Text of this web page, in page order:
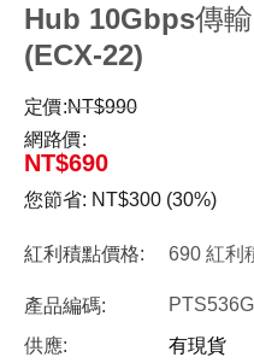
Hub 10Gbps傳
(ECX-22)
定價:NT$990
網路價:
NT$690
您節省: NT$300 (30%)
紅利積點價格: 690 紅利
產品編碼:
PTS536G
供應:
有現貨